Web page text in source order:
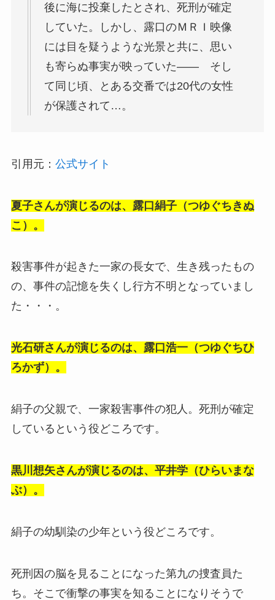
後に海に投棄したとされ、死刑が確定
していた。しかし、露口のＭＲＩ映像
には目を疑うような光景と共に、思い
も寄らぬ事実が映っていた―― そし
て同じ頃、とある交番では20代の女性
が保護されて…。
引用元： 公式サイト
夏子さんが演じるのは、露口絹子（つゆぐちきぬ
こ）。
殺害事件が起きた一家の長女で、生き残ったもの
の、事件の記憶を失くし行方不明となっていまし
た・・・。
光石研さんが演じるのは、露口浩一（つゆぐちひ
ろかず）。
絹子の父親で、一家殺害事件の犯人。死刑が確定
しているという役どころです。
黒川想矢さんが演じるのは、平井学（ひらいまな
ぶ）。
絹子の幼馴染の少年という役どころです。
死刑因の脳を見ることになった第九の捜査員た
ち。そこで衝撃の事実を知ることになりそうで